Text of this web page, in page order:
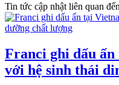
Tin tức cập nhật liên quan
Franci ghi dấu
với hệ sinh thái